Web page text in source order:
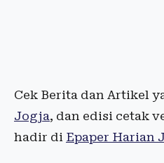
Cek Berita dan Artikel
Jogja, dan edisi cetak
hadir di Epaper Harian